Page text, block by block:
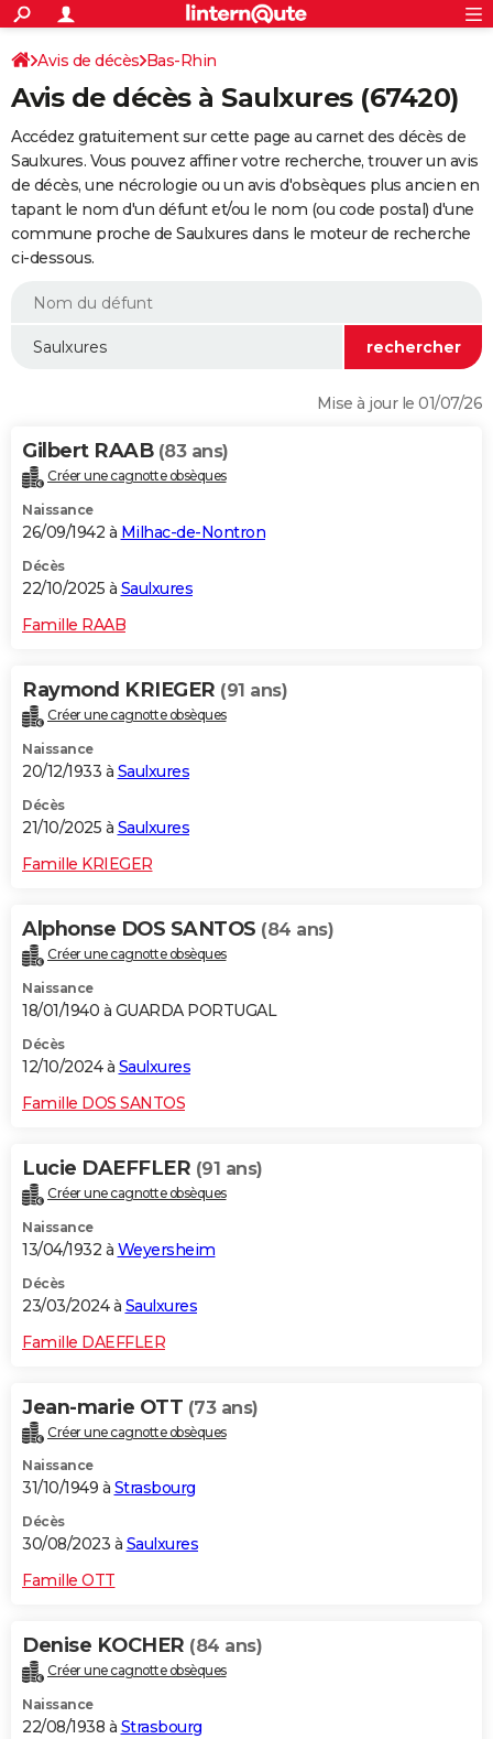
ACTUALITÉS
Politique
Société
Faits Divers
Education
Monde
Villes
+
SPORT
Coupe du monde 2026
Football
Tennis
Cyclisme
Rugby
Forum
Programme TV
TNT
Streaming
Cinéma
Sorties cinéma
Musique
+
FINANCE
Retraite
Epargne
Immobilier
Risques naturels par ville
Assurance
AUTO
Essais
Réserver un essai
Citadines
Berlines
SUV
Forum auto
+HIGH-TECH
BRICOLAGE
WEEK-END
Alimentation
Guide de la santé
Maladies
Médicaments
Sommeil
VOYAGE
Destinations
City break
Voyage nature
Voyage de noces
Forum
Climat
+PHOTO
GUIDES D'ACHAT
Carte de Noël
Carte Bonne année
Carte Saint-Valentin
Carte Pâques
Carte d'anniversaire
DICTIONNAIRE
Dictionnaire
Biographies
Citations
Expressions
Proverbes
PROGRAMME TV
S'inscrire
Se connecter
Lycées
Collèges
Primaires
Universités
Entreprises
Service militaire
Avis de recherche
AVIS DE DÉCÈS
FORUM
Bricolage
Lifestyle
Culture
Sport
Auto
Television
Voyage
Cinema
Connexion
Avis de décès Bas-Rhin
Avis de décès à Saulxures (67420)
Accédez gratuitement sur cette page au carnet des décès de
Saulxures. Vous pouvez affiner votre recherche, trouver un avis
de décès, une nécrologie ou un avis d'obsèques plus ancien en
tapant le nom d'un défunt et/ou le nom (ou code postal) d'une
commune proche de Saulxures dans le moteur de recherche
ci-dessous.
Mise à jour le 01/07/26
Gilbert RAAB (83 ans)
Créer une cagnotte obsèques
Naissance
26/09/1942 à Milhac-de-Nontron
Décès
22/10/2025 à Saulxures
Famille RAAB
Raymond KRIEGER (91 ans)
Créer une cagnotte obsèques
Naissance
20/12/1933 à Saulxures
Décès
21/10/2025 à Saulxures
Famille KRIEGER
Alphonse DOS SANTOS (84 ans)
Créer une cagnotte obsèques
Naissance
18/01/1940 à GUARDA PORTUGAL
Décès
12/10/2024 à Saulxures
Famille DOS SANTOS
Lucie DAEFFLER (91 ans)
Créer une cagnotte obsèques
Naissance
13/04/1932 à Weyersheim
Décès
23/03/2024 à Saulxures
Famille DAEFFLER
Jean-marie OTT (73 ans)
Créer une cagnotte obsèques
Naissance
31/10/1949 à Strasbourg
Décès
30/08/2023 à Saulxures
Famille OTT
Denise KOCHER (84 ans)
Créer une cagnotte obsèques
Naissance
22/08/1938 à Strasbourg